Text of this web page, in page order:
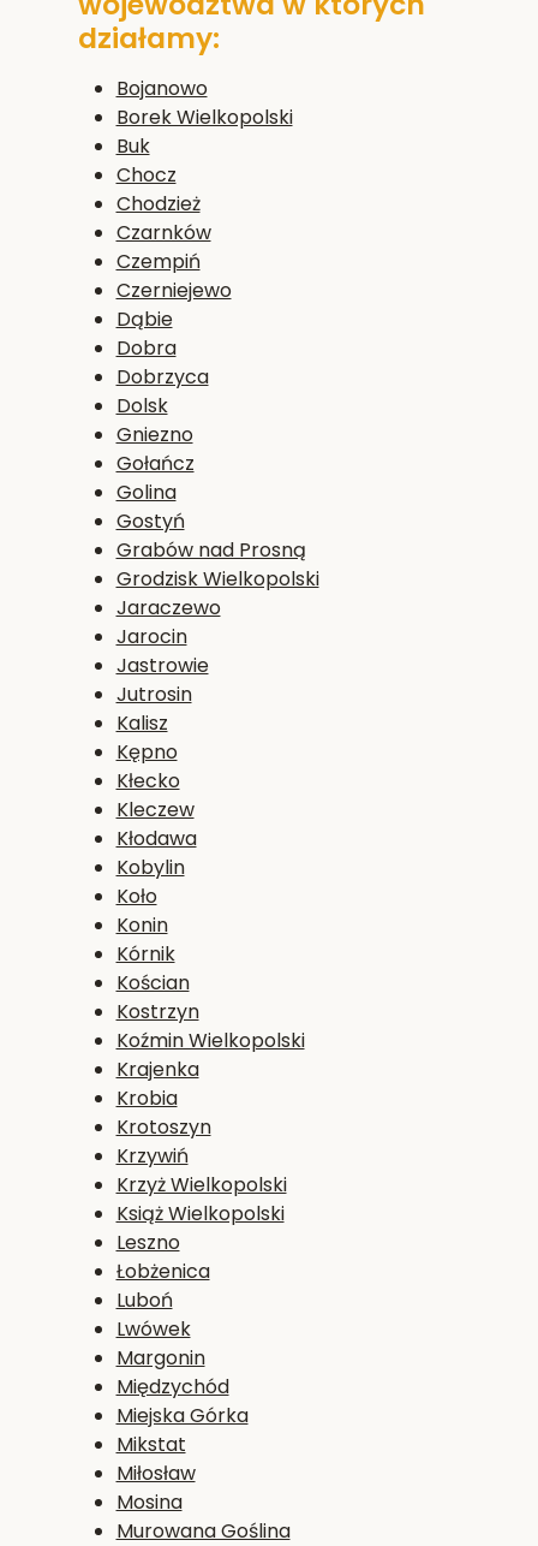
działamy:
Bojanowo
Borek Wielkopolski
Buk
Chocz
Chodzież
Czarnków
Czempiń
Czerniejewo
Dąbie
Dobra
Dobrzyca
Dolsk
Gniezno
Gołańcz
Golina
Gostyń
Grabów nad Prosną
Grodzisk Wielkopolski
Jaraczewo
Jarocin
Jastrowie
Jutrosin
Kalisz
Kępno
Kłecko
Kleczew
Kłodawa
Kobylin
Koło
Konin
Kórnik
Kościan
Kostrzyn
Koźmin Wielkopolski
Krajenka
Krobia
Krotoszyn
Krzywiń
Krzyż Wielkopolski
Książ Wielkopolski
Leszno
Łobżenica
Luboń
Lwówek
Margonin
Międzychód
Miejska Górka
Mikstat
Miłosław
Mosina
Murowana Goślina